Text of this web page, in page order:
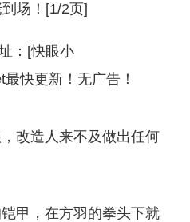
场！[1/2页]
：[快眼小
快更新！无广告！
改造人来不及做出任何
甲，在方羽的拳头下就